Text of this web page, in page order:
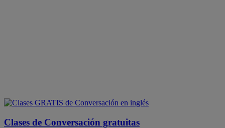
Clases de Conversación gratuitas